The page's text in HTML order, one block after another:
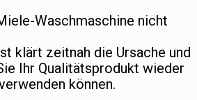
Waschmaschine nicht
klärt zeitnah die Ursache und
Ihr Qualitätsprodukt wieder
können.